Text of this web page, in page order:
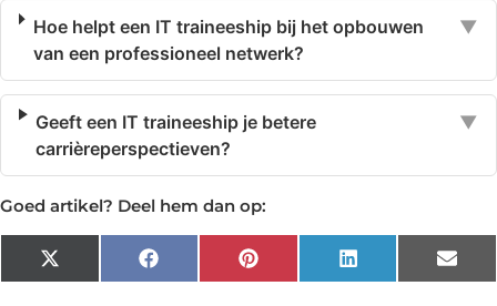
Hoe helpt een IT traineeship bij het opbouwen
van een professioneel netwerk?
▼
Geeft een IT traineeship je betere
carrièreperspectieven?
▼
Goed artikel? Deel hem dan op:
X
(Twitter)
Facebook Pinterest LinkedIn